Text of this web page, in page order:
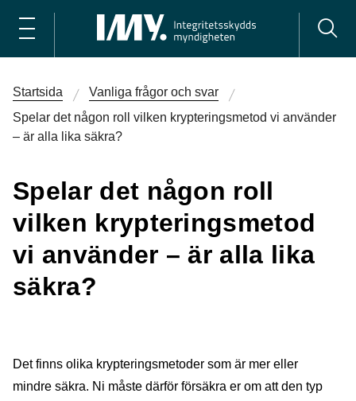
Startsida
Vanliga frågor och svar
Spelar det någon roll vilken krypteringsmetod vi använder
– är alla lika säkra?
Spelar det någon roll
vilken krypteringsmetod
vi använder – är alla lika
säkra?
Det finns olika krypteringsmetoder som är mer eller
mindre säkra. Ni måste därför försäkra er om att den typ